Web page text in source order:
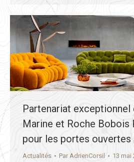
Partenariat exceptionnel
Marine et Roche
pour les portes ouvertes
Actualités Par AdrienCorsil 13 mai